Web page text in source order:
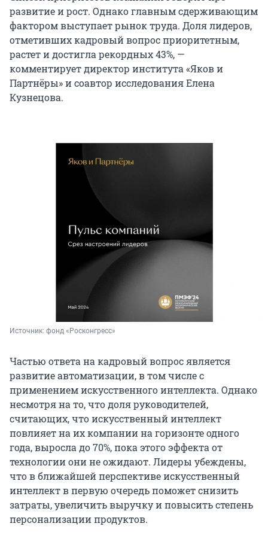
развитие и рост. Однако главным сдерживающим
фактором выступает рынок труда. Доля лидеров,
отметивших кадровый вопрос приоритетным,
растет и достигла рекордных 43%, —
комментирует директор института «Яков и
Партнёры» и соавтор исследования Елена
Кузнецова.
Источник: фонд «Росконгресс»
Частью ответа на кадровый вопрос является
развитие автоматизации, в том числе с
применением искусственного интеллекта. Однако
несмотря на то, что доля руководителей,
считающих, что искусственный интеллект
повлияет на их компании на горизонте одного
года, выросла до 70%, пока этого эффекта от
технологии они не ожидают. Лидеры убеждены,
что в ближайшей перспективе искусственный
интеллект в первую очередь поможет снизить
затраты, увеличить выручку и повысить степень
персонализации продуктов.